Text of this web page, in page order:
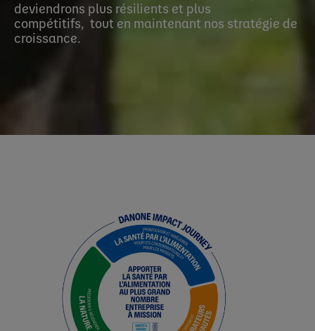
deviendrons plus résilients et plus
compétitifs, tout en maintenant nos stratégie de
croissance.